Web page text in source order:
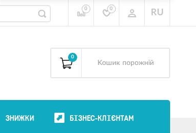
0 0 RU
0
Kошик порожній
ЗНИЖКИ БІЗНЕС-КЛІЄНТАМ